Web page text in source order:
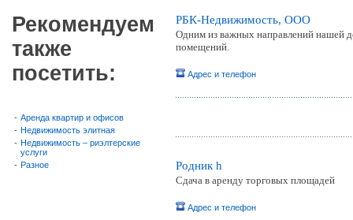
Рекомендуем
также
посетить:
- Аренда квартир и офисов
- Недвижимость элитная
- Недвижимость – риэлтерские
услуги
- Разное
РБК-Недвижимость, ООО
Одним из важных направлений нашей
помещений.
Адрес и телефон
Родник h
Сдача в аренду торговых площадей
Адрес и телефон